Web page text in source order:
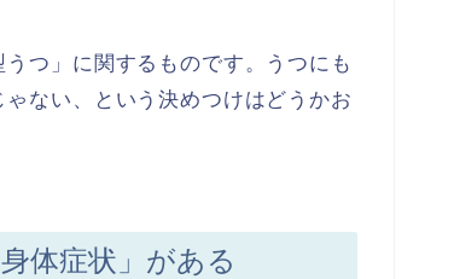
つ」に関するものです。うつにも
ない、という決めつけはどうかお
体症状」がある